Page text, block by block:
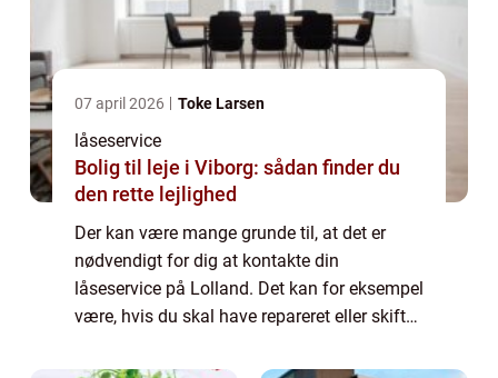
07 april 2026 Toke Larsen
låseservice
Bolig til leje i Viborg: sådan finder du
den rette lejlighed
Der kan være mange grunde til, at det er
nødvendigt for dig at kontakte din
låseservice på Lolland. Det kan for eksempel
være, hvis du skal have repareret eller skiftet